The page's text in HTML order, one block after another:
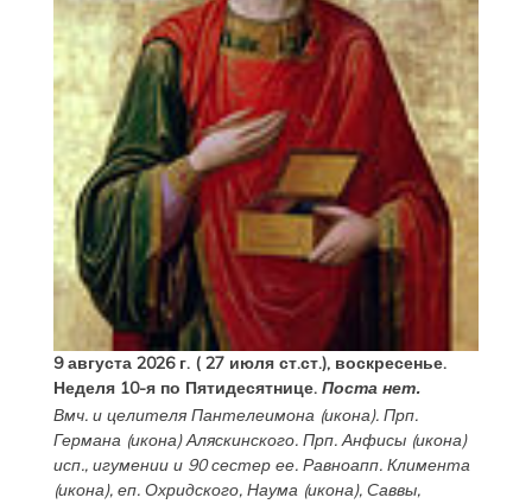
9 августа 2026 г. ( 27 июля ст.ст.), воскресенье.
Неделя 10-я по Пятидесятнице. Поста нет.
Вмч. и целителя Пантелеимона(икона). Прп.
Германа(икона) Аляскинского. Прп.Анфисы(икона)
исп., игумении и 90 сестер ее. Равноапп. Климента
(икона), еп. Охридского, Наума(икона), Саввы,